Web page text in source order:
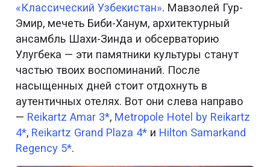
«Классический Узбекистан». Мавзолей Гур-
Эмир, мечеть Биби-Ханум, архитектурный
ансамбль Шахи-Зинда и обсерваторию
Улугбека — эти памятники культуры станут
частью твоих воспоминаний. После
насыщенных дней стоит отдохнуть в
аутентичных отелях. Вот они слева направо
— Reikartz Amar 3*, Metropole Hotel by Reikartz
4*, Reikartz Grand Plaza 4* и Hilton Samarkand
Regency 5*.